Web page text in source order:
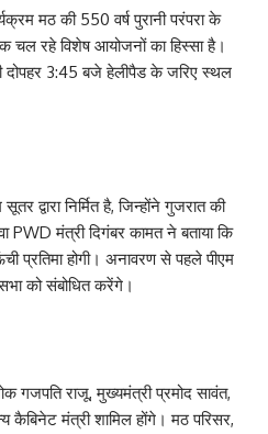
मठ की 550 वर्ष पुरानी परंपरा के
चल रहे विशेष आयोजनों का हिस्सा है।
दोपहर 3:45 बजे हेलीपैड के जरिए स्थल
द्वारा निर्मित है, जिन्होंने गुजरात की
PWD मंत्री दिगंबर कामत ने बताया कि
प्रतिमा होगी। अनावरण से पहले पीएम
को संबोधित करेंगे।
गजपति राजू, मुख्यमंत्री प्रमोद सावंत,
मंत्री शामिल होंगे। मठ परिसर,